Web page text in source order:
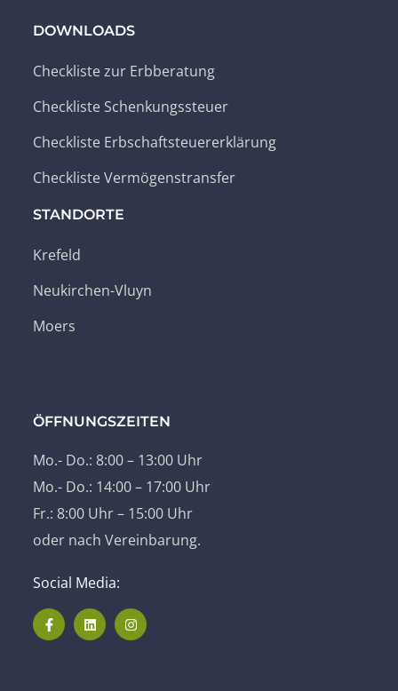
DOWNLOADS
Checkliste zur Erbberatung
Checkliste Schenkungssteuer
Checkliste Erbschaftsteuererklärung
Checkliste Vermögenstransfer
STANDORTE
Krefeld
Neukirchen-Vluyn
Moers
ÖFFNUNGSZEITEN
Mo.- Do.: 8:00 – 13:00 Uhr
Mo.- Do.: 14:00 – 17:00 Uhr
Fr.: 8:00 Uhr – 15:00 Uhr
oder nach Vereinbarung.
Social Media: